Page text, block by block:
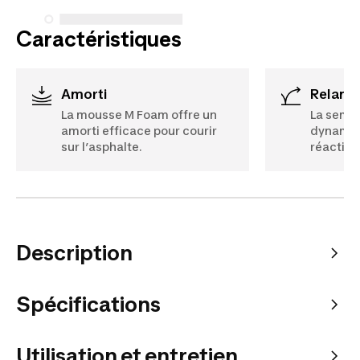
Caractéristiques
Amorti
La mousse M Foam offre un
amorti efficace pour courir
sur l’asphalte.
La
réactif.
Description
Spécifications